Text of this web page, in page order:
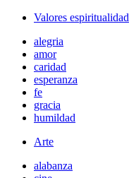
Valores espiritualidad
alegria
amor
caridad
esperanza
fe
gracia
humildad
Arte
alabanza